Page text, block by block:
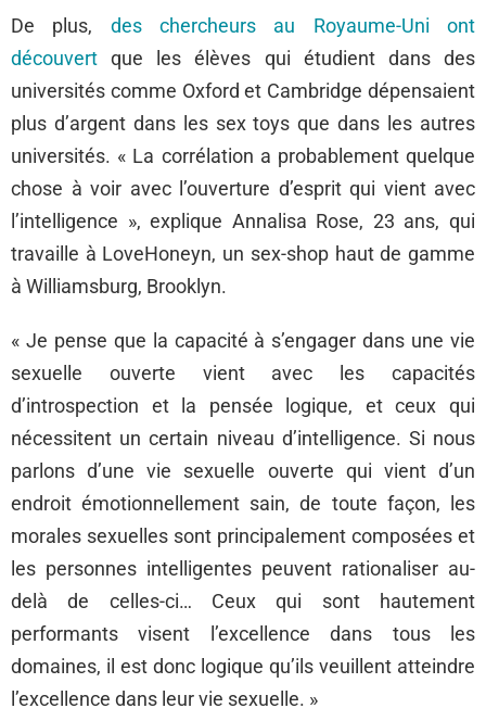
De plus, des chercheurs au Royaume-Uni ont
découvert que les élèves qui étudient dans des
universités comme Oxford et Cambridge dépensaient
plus d’argent dans les sex toys que dans les autres
universités. « La corrélation a probablement quelque
chose à voir avec l’ouverture d’esprit qui vient avec
l’intelligence », explique Annalisa Rose, 23 ans, qui
travaille à LoveHoneyn, un sex-shop haut de gamme
à Williamsburg, Brooklyn.
« Je pense que la capacité à s’engager dans une vie
sexuelle ouverte vient avec les capacités
d’introspection et la pensée logique, et ceux qui
nécessitent un certain niveau d’intelligence. Si nous
parlons d’une vie sexuelle ouverte qui vient d’un
endroit émotionnellement sain, de toute façon, les
morales sexuelles sont principalement composées et
les personnes intelligentes peuvent rationaliser au-
delà de celles-ci… Ceux qui sont hautement
performants visent l’excellence dans tous les
domaines, il est donc logique qu’ils veuillent atteindre
l’excellence dans leur vie sexuelle. »